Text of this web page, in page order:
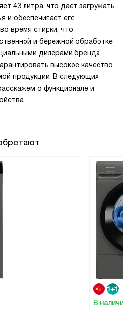
43 литра, что дает загружать
и обеспечивает его
время стирки, что
и бережной обработке
дилерами бренда
высокое качество
продукции. В следующих
о функционале и
В